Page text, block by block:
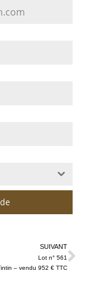
SUIVANT
Lot n° 561
– vendu 952 € TTC